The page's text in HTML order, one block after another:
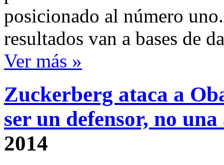
posicionado al número
resultados van a bases de
Ver más »
Zuckerberg ataca a
ser un defensor, no una
2014